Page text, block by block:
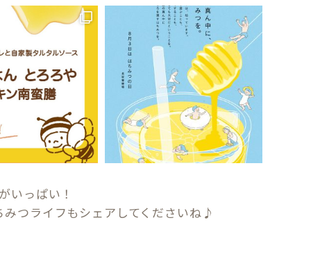
いっぱい！
みつライフもシェアしてくださいね♪